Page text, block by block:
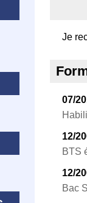
Je
07/
12/
BTS
12/
Bac